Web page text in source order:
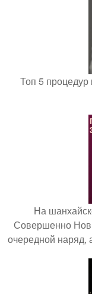
Топ 5 процедур
На
Совершенно
очередной наряд,